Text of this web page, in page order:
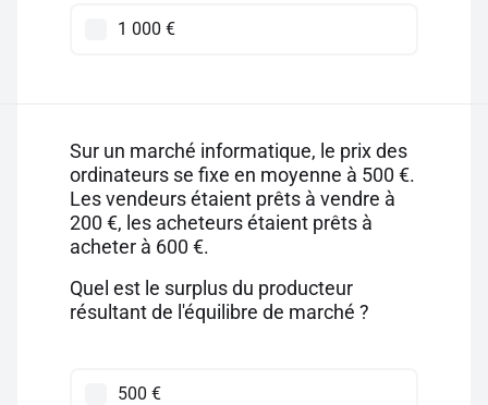
1 000 €
Sur un marché informatique, le prix des
ordinateurs se fixe en moyenne à 500 €.
Les vendeurs étaient prêts à vendre à
200 €, les acheteurs étaient prêts à
acheter à 600 €.
Quel est le surplus du producteur
résultant de l'équilibre de marché ?
500 €